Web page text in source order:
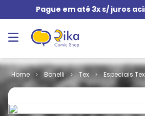
Pague em até 3x s/ juros
Bonelli Tex Especiais Tex